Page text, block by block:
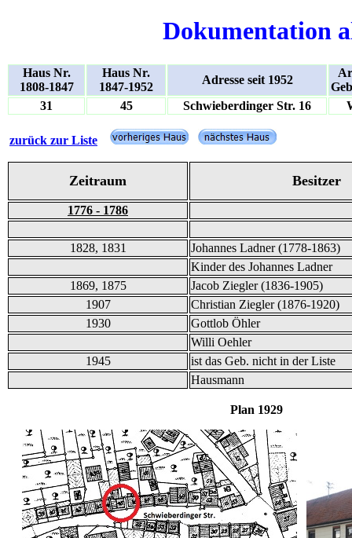
Dokumentation
Haus Nr.
1808-1847
Haus Nr.
1847-1952
Adresse seit 1952
31
45 Schwieberdinger Str. 16
zurück zur Liste
Zeitraum Besitzer
1776 - 1786
1828, 1831
Johannes Ladner (1778-1863)
Kinder des Johannes Ladner
1869, 1875
Jacob Ziegler (1836-1905)
1907
Christian Ziegler (1876-1920)
1930
Gottlob Öhler
Willi Oehler
1945
ist das Geb. nicht in der Liste
Hausmann
Plan